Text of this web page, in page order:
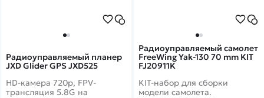
Радиоуправляемый планер
JXD Glider GPS JXD525
HD-камера 720р, FPV-
трансляция 5.8G на
Радиоуправляемый самолет
FreeWing Yak-130 70 mm KIT
FJ20911K
KIT-набор для сборки
модели самолета.